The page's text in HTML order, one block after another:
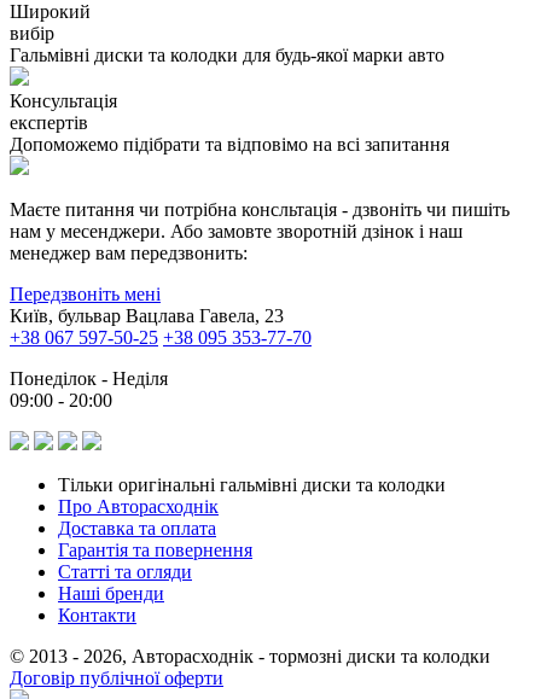
Широкий
вибір
Гальмівні диски та колодки для будь-якої марки авто
Консультація
експертів
Допоможемо підібрати та відповімо на всі запитання
Маєте питання чи потрібна консльтація - дзвоніть чи пишіть
нам у месенджери. Або замовте зворотній дзінок і наш
менеджер вам передзвонить:
Передзвоніть мені
Київ, бульвар Вацлава Гавела, 23
+38 067 597-50-25 +38 095 353-77-70
Понеділок - Неділя
09:00 - 20:00
Тільки оригінальні гальмівні диски та колодки
Про Авторасходнік
Доставка та оплата
Гарантія та повернення
Статті та огляди
Наші бренди
Контакти
© 2013 - 2026, Авторасходнік - тормозні диски та колодки
Договір публічної оферти